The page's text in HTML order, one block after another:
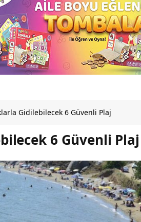
Gidilebilecek 6 Güvenli Plaj
6 Güvenli Plaj